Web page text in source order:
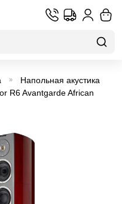
» Напольная акустика
R6 Avantgarde African